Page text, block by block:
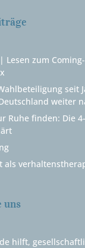
Lesen zum
seit
weiter
Ruhe finden: Die
als
uns
hilft,